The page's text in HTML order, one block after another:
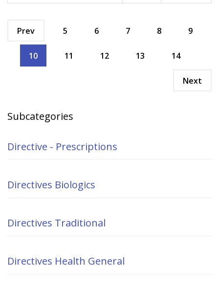
Prev 5 6 7 8 9
10 11 12 13 14
Next
Subcategories
Directive - Prescriptions
Directives Biologics
Directives Traditional
Directives Health General